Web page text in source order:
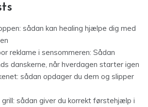
sådan kan healing hjælpe dig med
reklame i sensommeren: Sådan
danskerne, når hverdagen starter igen
sådan opdager du dem og slipper
sådan giver du korrekt førstehjælp i